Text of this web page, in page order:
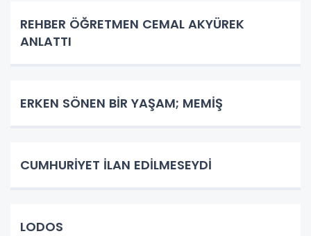
REHBER ÖĞRETMEN CEMAL AKYÜREK
ANLATTI
ERKEN SÖNEN BİR YAŞAM; MEMİŞ
CUMHURİYET İLAN EDİLMESEYDİ
LODOS